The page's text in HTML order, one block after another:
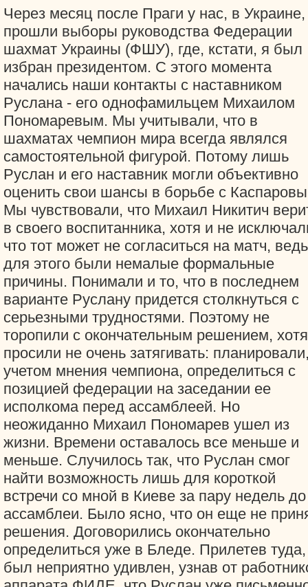
Через месяц после Праги у нас, в Украине,
прошли выборы руководства Федерации
шахмат Украины (ФШУ), где, кстати, я был
избран президентом. С этого момента
начались наши контакты с наставником
Руслана - его однофамильцем Михаилом
Пономаревым. Мы учитывали, что в
шахматах чемпион мира всегда являлся
самостоятельной фигурой. Потому лишь
Руслан и его наставник могли объективно
оценить свои шансы в борьбе с
Мы чувствовали, что Михаил Никитич
в своего воспитанника, хотя и не
что тот может не согласиться на матч, ведь
для этого были немалые формальные
причины. Понимали и то, что в последнем
варианте Руслану придется столкнуться с
серьезными трудностями. Поэтому не
торопили с окончательным решением,
просили не очень затягивать:
учетом мнения чемпиона, определиться с
позицией федерации на заседании ее
исполкома перед ассамблеей. Но
неожиданно Михаил Пономарев ушел из
жизни. Времени оставалось все меньше и
меньше. Случилось так, что Руслан смог
найти возможность лишь для короткой
встречи со мной в Киеве за пару недель до
ассамблеи. Было ясно, что он еще не
решения. Договорились окончательно
определиться уже в Бледе. Прилетев
был неприятно удивлен, узнав от